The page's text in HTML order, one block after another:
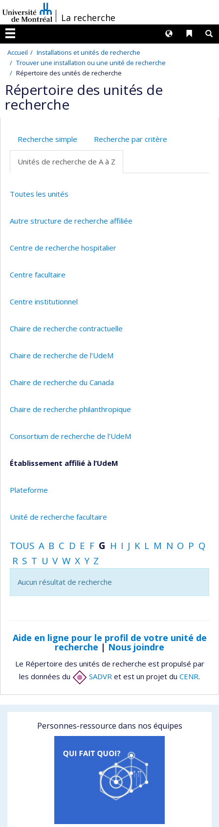
au
contenu
/La recherche
Menu
Liens
Langues
Accueil
Installations et unités de recherche
Trouver une installation ou une unité de recherche
Répertoire des unités de recherche
Répertoire des unités de
recherche
Recherche simple Recherche par critère
Unités de recherche de A à Z
Toutes les unités
Autre structure de recherche affiliée
Centre de recherche hospitalier
Centre facultaire
Centre institutionnel
Chaire de recherche contractuelle
Chaire de recherche de l’UdeM
Chaire de recherche du Canada
Chaire de recherche philanthropique
Consortium de recherche de l’UdeM
Établissement affilié à l’UdeM
Plateforme
Unité de recherche facultaire
TOUS A B C D E F G H I J K L M N O P Q
R S T U V W X Y Z
Aucun résultat de recherche
Aide en ligne pour le profil de votre unité de
recherche | Nous joindre
Le Répertoire des unités de recherche est propulsé par
les données du
SADVR et est un projet du CENR.
Personnes-ressource dans nos équipes